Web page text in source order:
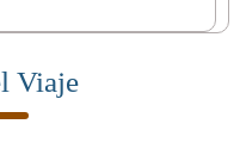
Viaje